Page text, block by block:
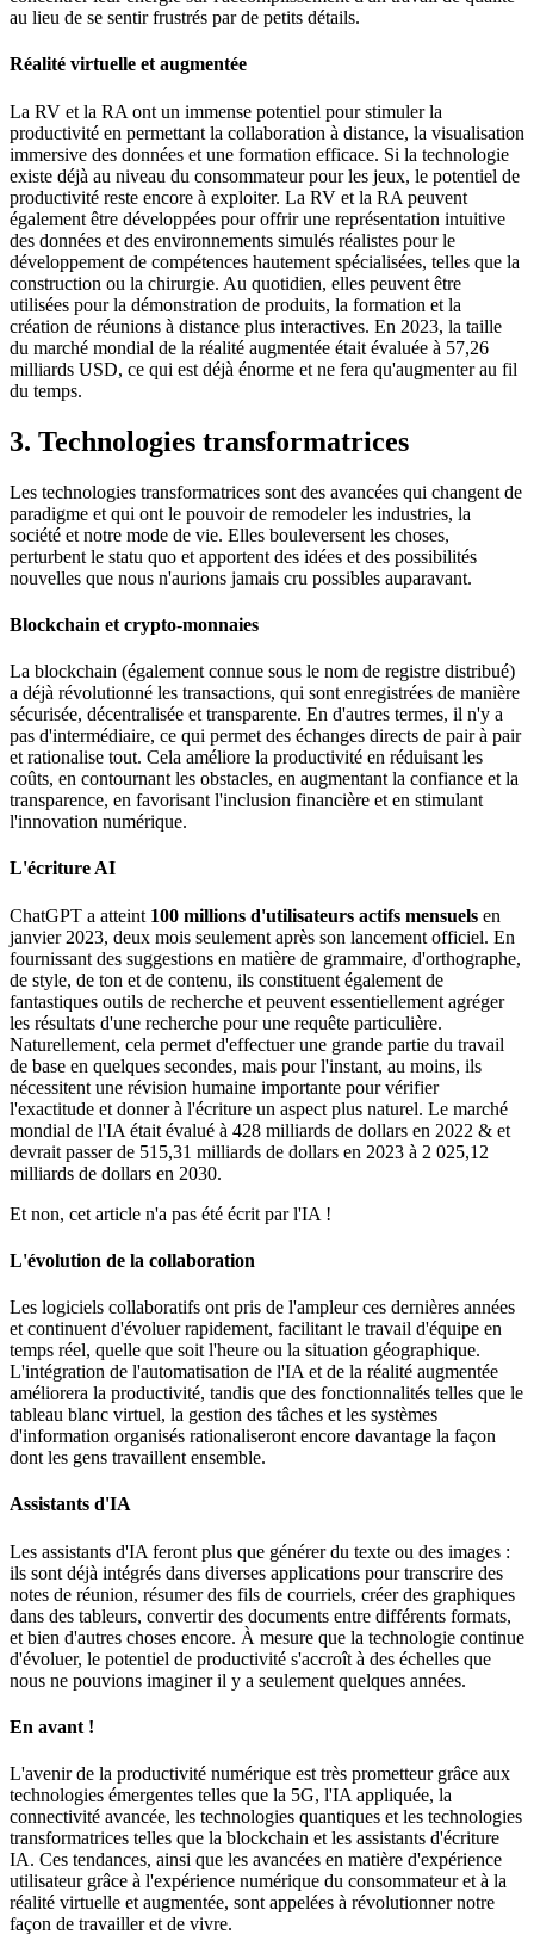
au lieu de se sentir frustrés par de petits détails.
Réalité virtuelle et augmentée
La RV et la RA ont un immense potentiel pour stimuler la
productivité en permettant la collaboration à distance, la visualisation
immersive des données et une formation efficace. Si la technologie
existe déjà au niveau du consommateur pour les jeux, le potentiel de
productivité reste encore à exploiter. La RV et la RA peuvent
également être développées pour offrir une représentation intuitive
des données et des environnements simulés réalistes pour le
développement de compétences hautement spécialisées, telles que la
construction ou la chirurgie. Au quotidien, elles peuvent être
utilisées pour la démonstration de produits, la formation et la
création de réunions à distance plus interactives. En 2023, la taille
du marché mondial de la réalité augmentée était évaluée à 57,26
milliards USD, ce qui est déjà énorme et ne fera qu'augmenter au fil
du temps.
3. Technologies transformatrices
Les technologies transformatrices sont des avancées qui changent de
paradigme et qui ont le pouvoir de remodeler les industries, la
société et notre mode de vie. Elles bouleversent les choses,
perturbent le statu quo et apportent des idées et des possibilités
nouvelles que nous n'aurions jamais cru possibles auparavant.
Blockchain et crypto-monnaies
La blockchain (également connue sous le nom de registre distribué)
a déjà révolutionné les transactions, qui sont enregistrées de manière
sécurisée, décentralisée et transparente. En d'autres termes, il n'y a
pas d'intermédiaire, ce qui permet des échanges directs de pair à pair
et rationalise tout. Cela améliore la productivité en réduisant les
coûts, en contournant les obstacles, en augmentant la confiance et la
transparence, en favorisant l'inclusion financière et en stimulant
l'innovation numérique.
L'écriture AI
ChatGPT a atteint 100 millions d'utilisateurs actifs mensuels en
janvier 2023, deux mois seulement après son lancement officiel. En
fournissant des suggestions en matière de grammaire, d'orthographe,
de style, de ton et de contenu, ils constituent également de
fantastiques outils de recherche et peuvent essentiellement agréger
les résultats d'une recherche pour une requête particulière.
Naturellement, cela permet d'effectuer une grande partie du travail
de base en quelques secondes, mais pour l'instant, au moins, ils
nécessitent une révision humaine importante pour vérifier
l'exactitude et donner à l'écriture un aspect plus naturel. Le marché
mondial de l'IA était évalué à 428 milliards de dollars en 2022 & et
devrait passer de 515,31 milliards de dollars en 2023 à 2 025,12
milliards de dollars en 2030.
Et non, cet article n'a pas été écrit par l'IA !
L'évolution de la collaboration
Les logiciels collaboratifs ont pris de l'ampleur ces dernières années
et continuent d'évoluer rapidement, facilitant le travail d'équipe en
temps réel, quelle que soit l'heure ou la situation géographique.
L'intégration de l'automatisation de l'IA et de la réalité augmentée
améliorera la productivité, tandis que des fonctionnalités telles que le
tableau blanc virtuel, la gestion des tâches et les systèmes
d'information organisés rationaliseront encore davantage la façon
dont les gens travaillent ensemble.
Assistants d'IA
Les assistants d'IA feront plus que générer du texte ou des images :
ils sont déjà intégrés dans diverses applications pour transcrire des
notes de réunion, résumer des fils de courriels, créer des graphiques
dans des tableurs, convertir des documents entre différents formats,
et bien d'autres choses encore. À mesure que la technologie continue
d'évoluer, le potentiel de productivité s'accroît à des échelles que
nous ne pouvions imaginer il y a seulement quelques années.
En avant !
L'avenir de la productivité numérique est très prometteur grâce aux
technologies émergentes telles que la 5G, l'IA appliquée, la
connectivité avancée, les technologies quantiques et les technologies
transformatrices telles que la blockchain et les assistants d'écriture
IA. Ces tendances, ainsi que les avancées en matière d'expérience
utilisateur grâce à l'expérience numérique du consommateur et à la
réalité virtuelle et augmentée, sont appelées à révolutionner notre
façon de travailler et de vivre.